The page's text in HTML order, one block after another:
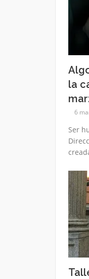
la
6
Ser